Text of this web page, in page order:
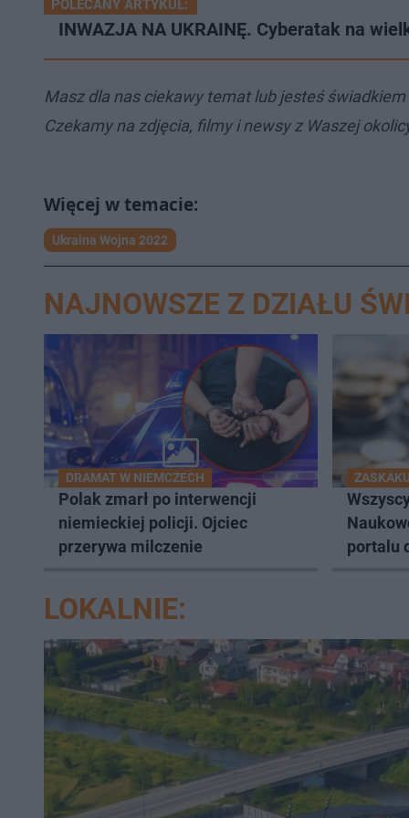
POLECANY ARTYKUŁ:
INWAZJA NA UKRAINĘ. Cyberatak na
Masz dla nas ciekawy temat lub jesteś
Czekamy na zdjęcia, filmy i newsy z Waszej
Ukraina Wojna 2022
NAJNOWSZE Z DZIAŁU
DRAMAT W NIEMCZECH
Polak zmarł po interwencji
niemieckiej policji. Ojciec
przerywa milczenie
portalu
LOKALNIE: